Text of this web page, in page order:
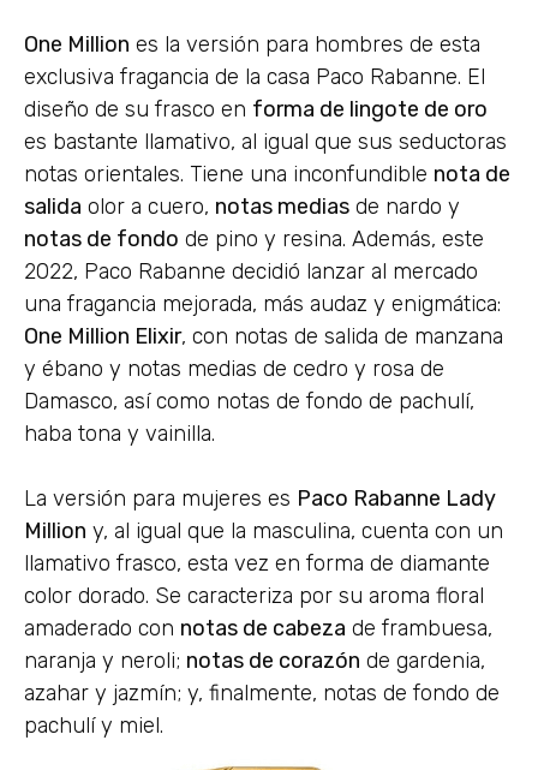
One Million es la versión para hombres de esta
exclusiva fragancia de la casa Paco Rabanne. El
diseño de su frasco en forma de lingote de oro
es bastante llamativo, al igual que sus seductoras
notas orientales. Tiene una inconfundible nota de
salida olor a cuero, notas medias de nardo y
notas de fondo de pino y resina. Además, este
2022, Paco Rabanne decidió lanzar al mercado
una fragancia mejorada, más audaz y enigmática:
One Million Elixir, con notas de salida de manzana
y ébano y notas medias de cedro y rosa de
Damasco, así como notas de fondo de pachulí,
haba tona y vainilla.
La versión para mujeres es Paco Rabanne Lady
Million y, al igual que la masculina, cuenta con un
llamativo frasco, esta vez en forma de diamante
color dorado. Se caracteriza por su aroma floral
amaderado con notas de cabeza de frambuesa,
naranja y neroli; notas de corazón de gardenia,
azahar y jazmín; y, finalmente, notas de fondo de
pachulí y miel.